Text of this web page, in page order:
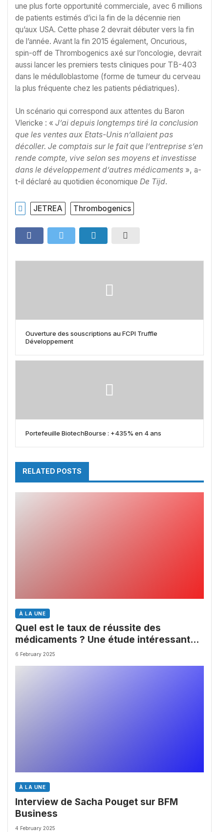
une plus forte opportunité commerciale, avec 6 millions
de patients estimés d’ici la fin de la décennie rien
qu’aux USA. Cette phase 2 devrait débuter vers la fin
de l’année. Avant la fin 2015 également, Oncurious,
spin-off de Thrombogenics axé sur l’oncologie, devrait
aussi lancer les premiers tests cliniques pour TB-403
dans le médulloblastome (forme de tumeur du cerveau
la plus fréquente chez les patients pédiatriques).
Un scénario qui correspond aux attentes du Baron
Vlericke : « J’ai depuis longtemps tiré la conclusion
que les ventes aux Etats-Unis n’allaient pas
décoller. Je comptais sur le fait que l’entreprise s’en
rende compte, vive selon ses moyens et investisse
dans le développement d’autres médicaments », a-
t-il déclaré au quotidien économique De Tijd.
JETREA Thrombogenics
Ouverture des souscriptions au FCPI Truffle
Développement
Portefeuille BiotechBourse : +435% en 4 ans
RELATED POSTS
À LA UNE
Quel est le taux de réussite des
médicaments ? Une étude intéressante
chez les Big Pharmas
6 February 2025
À LA UNE
Interview de Sacha Pouget sur BFM
Business
4 February 2025